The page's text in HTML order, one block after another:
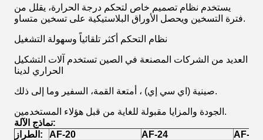
يستخدم نظام تصميم خاص لتحكم درجة الحرارة، يقلل من
فترة التسخين ويحصل الأوراق البلاستيكية على تسخين متساو.
نظام التحكم أكثر تلقائياً وسهولة التشغيل
العديد من الشركات المصنعة في الصين تستخدم آلات التشكيل
الحراري لدينا
صينية (اي سي إي) ، أمتعة القمة، السفير وما إلى ذلك.
الجودة والمزايا مقبولة للغاية من قبل هؤلاء المستخدمين.
نماذج الآلة:
الطراز: AF-20 AF-24
AF-28